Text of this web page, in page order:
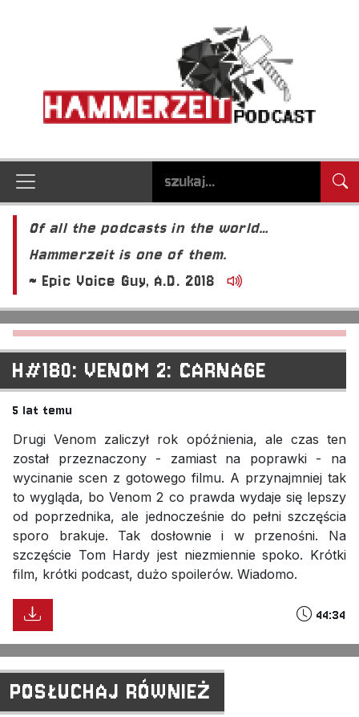
Of all the podcasts in the world…
Hammerzeit is one of them.
~ Epic Voice Guy, A.D. 2018
H#180: VENOM 2: CARNAGE
5 lat temu
Drugi Venom zaliczył rok opóźnienia, ale czas ten
został przeznaczony - zamiast na poprawki - na
wycinanie scen z gotowego filmu. A przynajmniej tak
to wygląda, bo Venom 2 co prawda wydaje się lepszy
od poprzednika, ale jednocześnie do pełni szczęścia
sporo brakuje. Tak dosłownie i w przenośni. Na
szczęście Tom Hardy jest niezmiennie spoko. Krótki
film, krótki podcast, dużo spoilerów. Wiadomo.
44:34
POSŁUCHAJ RÓWNIEŻ